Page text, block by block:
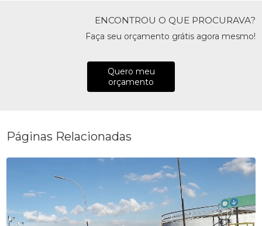
ENCONTROU O QUE PROCURAVA?
Faça seu orçamento grátis agora mesmo!
Quero meu
orçamento
Páginas Relacionadas